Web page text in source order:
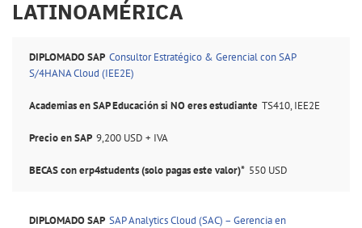
LATINOAMÉRICA
DIPLOMADO
Academias
en SAP
si NO eres
en
(solo pagas
Consultor Estratégico & Gerencial con SAP
S/4HANA Cloud (IEE2E)
TS410, IEE2E
9,200 USD + IVA
550 USD
SAP Analytics Cloud (SAC) – Gerencia en